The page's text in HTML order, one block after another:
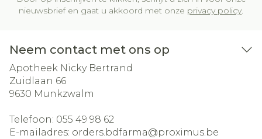
nieuwsbrief en gaat u akkoord met onze privacy policy.
Neem contact met ons op
Apotheek Nicky Bertrand
Zuidlaan 66
9630 Munkzwalm
Telefoon: 055 49 98 62
E-mailadres: orders.bdfarma@proximus.be